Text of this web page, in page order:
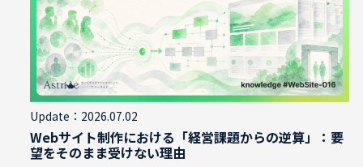
Update：2026.07.02
Webサイト制作における「経営課題からの逆算」：要
望をそのまま受けない理由